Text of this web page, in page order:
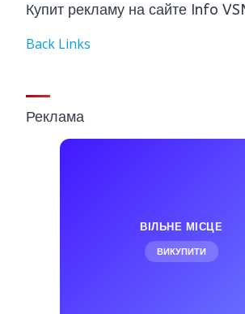
Купит рекламу на сайте Info
Back Links
Реклама
ВІЛЬНЕ МІСЦЕ
ВИКУПИТИ